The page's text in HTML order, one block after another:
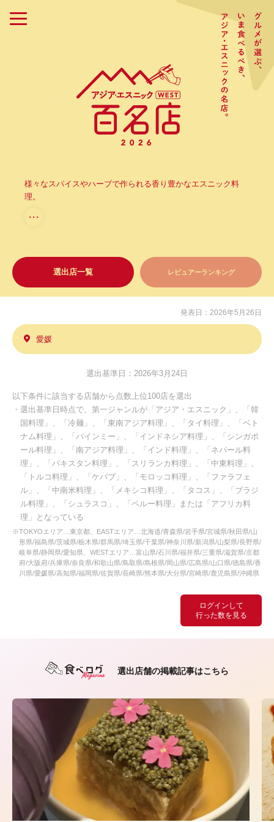
様々なスパイスやハーブで作られる香り豊かなエスニック料
理。
・・・
選出店一覧 レビュアーランキング
ログインして
行った数を見る
発表日：2026年5月26日
愛媛
選出基準日：2026年3月24日
以下条件に該当する店舗から点数上位100店を選出
・選出基準日時点で、第一ジャンルが「アジア・エスニック」、「韓
国料理」、「冷麺」、「東南アジア料理」、「タイ料理」、「ベト
ナム料理」、「バインミー」、「インドネシア料理」、「シンガポ
ール料理」、「南アジア料理」、「インド料理」、「ネパール料
理」、「パキスタン料理」、「スリランカ料理」、「中東料理」、
「トルコ料理」、「ケバブ」、「モロッコ料理」、「ファラフェ
ル」、「中南米料理」、「メキシコ料理」、「タコス」、「ブラジ
ル料理」、「シュラスコ」、「ペルー料理」または「アフリカ料
理」となっている
※TOKYOエリア…東京都、EASTエリア…北海道/青森県/岩手県/宮城県/秋田県/山
形県/福島県/茨城県/栃木県/群馬県/埼玉県/千葉県/神奈川県/新潟県/山梨県/長野県/
岐阜県/静岡県/愛知県、WESTエリア…富山県/石川県/福井県/三重県/滋賀県/京都
府/大阪府/兵庫県/奈良県/和歌山県/鳥取県/島根県/岡山県/広島県/山口県/徳島県/香
川県/愛媛県/高知県/福岡県/佐賀県/長崎県/熊本県/大分県/宮崎県/鹿児島県/沖縄県
選出店舗の掲載記事はこちら